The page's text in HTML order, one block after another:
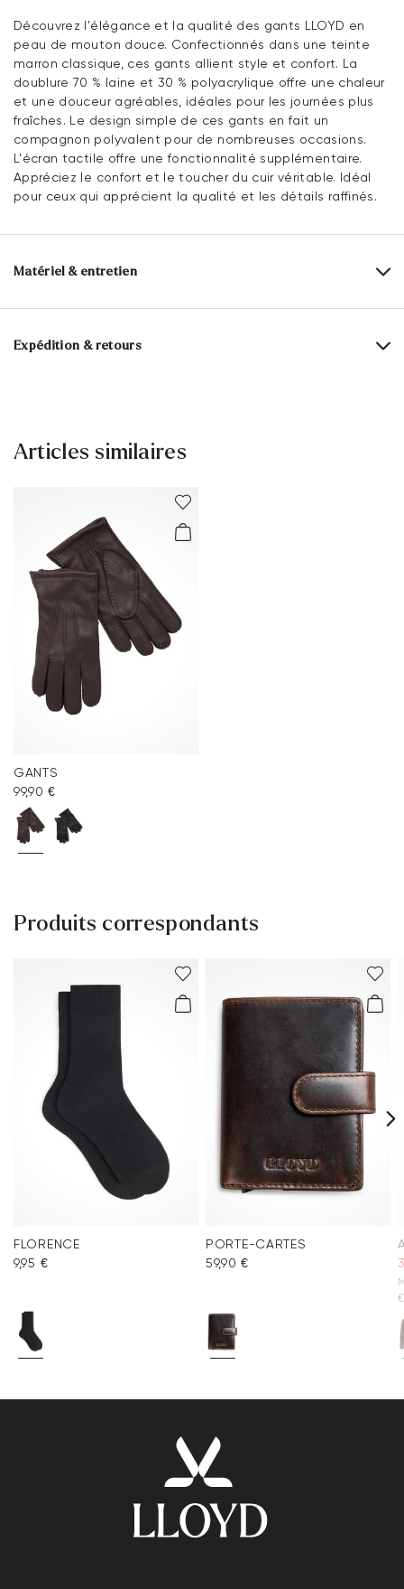
Découvrez l'élégance et la qualité des gants LLOYD en
peau de mouton douce. Confectionnés dans une teinte
marron classique, ces gants allient style et confort. La
doublure 70 % laine et 30 % polyacrylique offre une chaleur
et une douceur agréables, idéales pour les journées plus
fraîches. Le design simple de ces gants en fait un
compagnon polyvalent pour de nombreuses occasions.
L'écran tactile offre une fonctionnalité supplémentaire.
Appréciez le confort et le toucher du cuir véritable. Idéal
pour ceux qui apprécient la qualité et les détails raffinés.
Matériel & entretien
Dessus: Cuir lisse
Alimentation:
Expédition & retours
seulement
Service client - Formulaire de contact
Tu trouveras plus d'informations sur le sujet dans la section
Expéditionet Retourner
Foire aux questions.
Articles similaires
GANTS
99,90 €
Produits correspondants
FLORENCE
9,95 €
PORTE-CARTES
59,90 €
€